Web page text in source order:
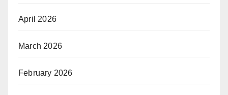
April 2026
March 2026
February 2026